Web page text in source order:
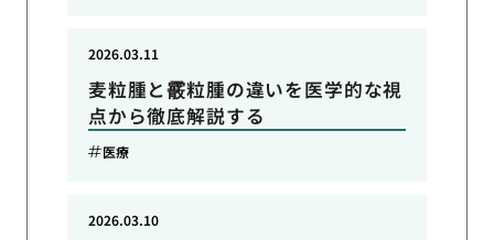
麦粒腫と霰粒腫の違いを医学的な視
点から徹底解説する
2026.03.11
医療
2026.03.10